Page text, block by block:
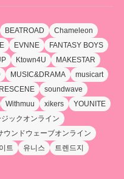
BEATROAD
Chameleon
EVNNE
FANTASY BOYS
Ktown4U
MAKESTAR
MUSIC&DRAMA
musicart
RESCENE
soundwave
Withmuu xikers
YOUNITE
ックオンライン
ウンドウェーブオンライン
트 유니스
트렌드지